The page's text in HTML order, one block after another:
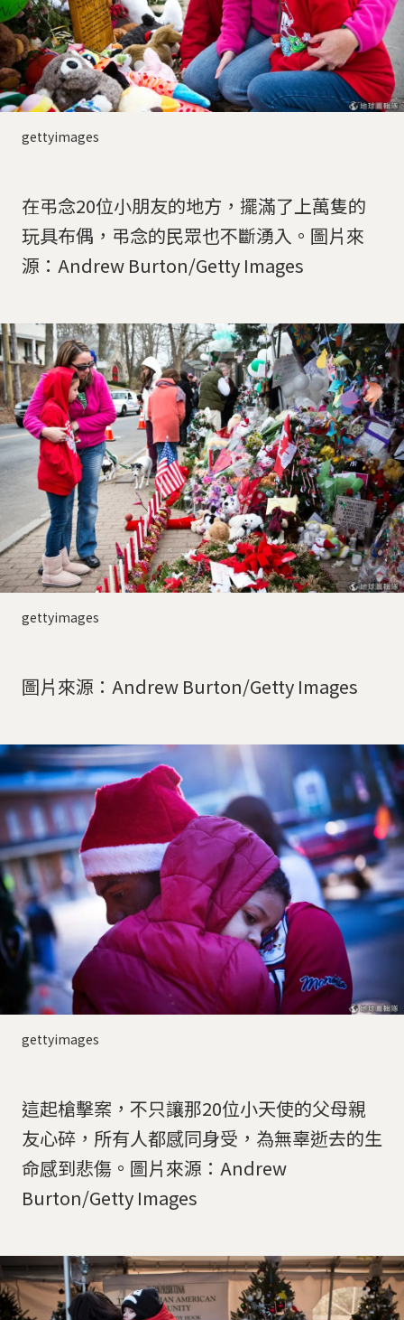
gettyimages
在弔念20位小朋友的地方，擺滿了上萬隻的
玩具布偶，弔念的民眾也不斷湧入。圖片來
源：Andrew Burton/Getty Images
gettyimages
圖片來源：Andrew Burton/Getty Images
gettyimages
這起槍擊案，不只讓那20位小天使的父母親
友心碎，所有人都感同身受，為無辜逝去的生
命感到悲傷。圖片來源：Andrew
Burton/Getty Images